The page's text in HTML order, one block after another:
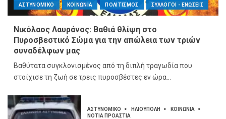
ΑΣΤΥΝΟΜΙΚΟ ΚΟΙΝΩΝΙΑ ΠΟΛΙΤΙΣΜΟΣ ΣΥΛΛΟΓΟΙ - ΕΝΩΣΕΙΣ
Νικόλαος Λαυράνος: Βαθιά θλίψη στο
Πυροσβεστικό Σώμα για την απώλεια των τριών
συναδέλφων μας
Βαθύτατα συγκλονισμένος από τη διπλή τραγωδία που
στοίχισε τη ζωή σε τρεις πυροσβέστες εν ώρα...
ΑΣΤΥΝΟΜΙΚΟ ΗΛΙΟΥΠΟΛΗ
ΚΟΙΝΩΝΙΑ
ΝΟΤΙΑ ΠΡΟΑΣΤΙΑ